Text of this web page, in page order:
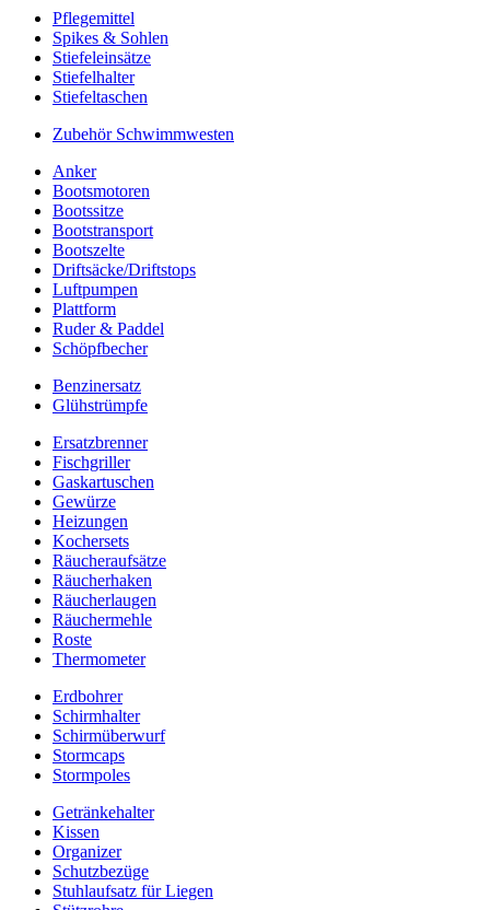
Pflegemittel
Spikes & Sohlen
Stiefeleinsätze
Stiefelhalter
Stiefeltaschen
Zubehör Schwimmwesten
Anker
Bootsmotoren
Bootssitze
Bootstransport
Bootszelte
Driftsäcke/Driftstops
Luftpumpen
Plattform
Ruder & Paddel
Schöpfbecher
Benzinersatz
Glühstrümpfe
Ersatzbrenner
Fischgriller
Gaskartuschen
Gewürze
Heizungen
Kochersets
Räucheraufsätze
Räucherhaken
Räucherlaugen
Räuchermehle
Roste
Thermometer
Erdbohrer
Schirmhalter
Schirmüberwurf
Stormcaps
Stormpoles
Getränkehalter
Kissen
Organizer
Schutzbezüge
Stuhlaufsatz für Liegen